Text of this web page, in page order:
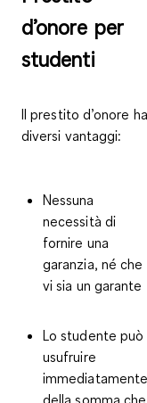
d’onore per
studenti
Ilprestito d’onore ha
diversi vantaggi:
Nessuna
necessità di
fornire una
garanzia, né che
vi sia un garante
Lo studente può
usufruire
immediatamente
della somma che